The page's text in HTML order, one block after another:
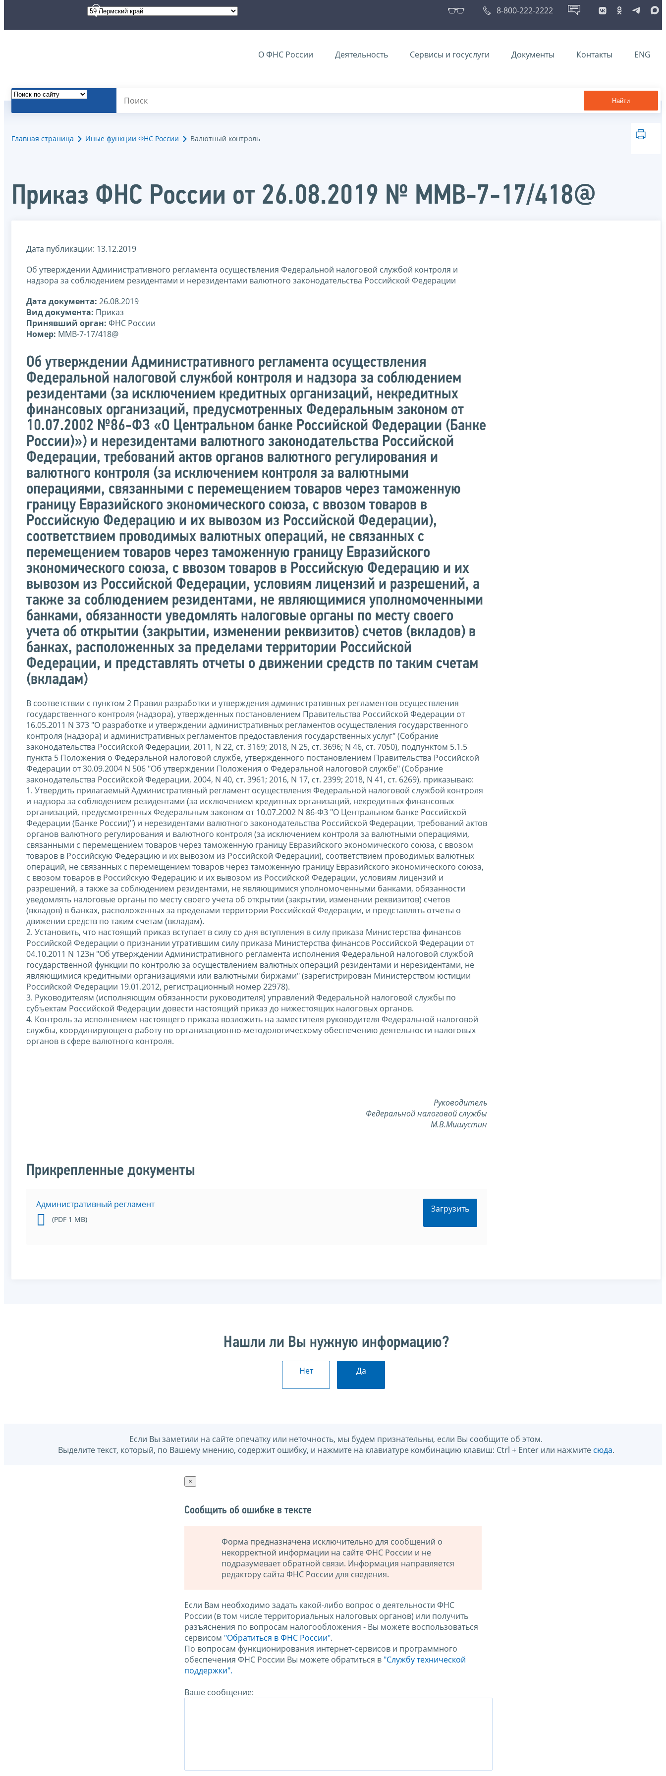
8-800-222-2222
О ФНС России Деятельность Сервисы и госуслуги Документы Контакты ENG
Найти
Главная страница Иные функции ФНС России Валютный контроль
Приказ ФНС России от 26.08.2019 № ММВ-7-17/418@
Дата публикации: 13.12.2019
Об утверждении Административного регламента осуществления Федеральной налоговой службой контроля и
надзора за соблюдением резидентами и нерезидентами валютного законодательства Российской Федерации
Дата документа: 26.08.2019
Вид документа: Приказ
Принявший орган: ФНС России
Номер: ММВ-7-17/418@
Об утверждении Административного регламента осуществления
Федеральной налоговой службой контроля и надзора за соблюдением
резидентами (за исключением кредитных организаций, некредитных
финансовых организаций, предусмотренных Федеральным законом от
10.07.2002 №86-ФЗ «О Центральном банке Российской Федерации (Банке
России)») и нерезидентами валютного законодательства Российской
Федерации, требований актов органов валютного регулирования и
валютного контроля (за исключением контроля за валютными
операциями, связанными с перемещением товаров через таможенную
границу Евразийского экономического союза, с ввозом товаров в
Российскую Федерацию и их вывозом из Российской Федерации),
соответствием проводимых валютных операций, не связанных с
перемещением товаров через таможенную границу Евразийского
экономического союза, с ввозом товаров в Российскую Федерацию и их
вывозом из Российской Федерации, условиям лицензий и разрешений, а
также за соблюдением резидентами, не являющимися уполномоченными
банками, обязанности уведомлять налоговые органы по месту своего
учета об открытии (закрытии, изменении реквизитов) счетов (вкладов) в
банках, расположенных за пределами территории Российской
Федерации, и представлять отчеты о движении средств по таким счетам
(вкладам)
В соответствии с пунктом 2 Правил разработки и утверждения административных регламентов осуществления
государственного контроля (надзора), утвержденных постановлением Правительства Российской Федерации от
16.05.2011 N 373 "О разработке и утверждении административных регламентов осуществления государственного
контроля (надзора) и административных регламентов предоставления государственных услуг" (Собрание
законодательства Российской Федерации, 2011, N 22, ст. 3169; 2018, N 25, ст. 3696; N 46, ст. 7050), подпунктом 5.1.5
пункта 5 Положения о Федеральной налоговой службе, утвержденного постановлением Правительства Российской
Федерации от 30.09.2004 N 506 "Об утверждении Положения о Федеральной налоговой службе" (Собрание
законодательства Российской Федерации, 2004, N 40, ст. 3961; 2016, N 17, ст. 2399; 2018, N 41, ст. 6269), приказываю:
1. Утвердить прилагаемый Административный регламент осуществления Федеральной налоговой службой контроля
и надзора за соблюдением резидентами (за исключением кредитных организаций, некредитных финансовых
организаций, предусмотренных Федеральным законом от 10.07.2002 N 86-ФЗ "О Центральном банке Российской
Федерации (Банке России)") и нерезидентами валютного законодательства Российской Федерации, требований актов
органов валютного регулирования и валютного контроля (за исключением контроля за валютными операциями,
связанными с перемещением товаров через таможенную границу Евразийского экономического союза, с ввозом
товаров в Российскую Федерацию и их вывозом из Российской Федерации), соответствием проводимых валютных
операций, не связанных с перемещением товаров через таможенную границу Евразийского экономического союза,
с ввозом товаров в Российскую Федерацию и их вывозом из Российской Федерации, условиям лицензий и
разрешений, а также за соблюдением резидентами, не являющимися уполномоченными банками, обязанности
уведомлять налоговые органы по месту своего учета об открытии (закрытии, изменении реквизитов) счетов
(вкладов) в банках, расположенных за пределами территории Российской Федерации, и представлять отчеты о
движении средств по таким счетам (вкладам).
2. Установить, что настоящий приказ вступает в силу со дня вступления в силу приказа Министерства финансов
Российской Федерации о признании утратившим силу приказа Министерства финансов Российской Федерации от
04.10.2011 N 123н "Об утверждении Административного регламента исполнения Федеральной налоговой службой
государственной функции по контролю за осуществлением валютных операций резидентами и нерезидентами, не
являющимися кредитными организациями или валютными биржами" (зарегистрирован Министерством юстиции
Российской Федерации 19.01.2012, регистрационный номер 22978).
3. Руководителям (исполняющим обязанности руководителя) управлений Федеральной налоговой службы по
субъектам Российской Федерации довести настоящий приказ до нижестоящих налоговых органов.
4. Контроль за исполнением настоящего приказа возложить на заместителя руководителя Федеральной налоговой
службы, координирующего работу по организационно-методологическому обеспечению деятельности налоговых
органов в сфере валютного контроля.
Руководитель
Федеральной налоговой службы
М.В.Мишустин
Прикрепленные документы
Административный регламент
(PDF 1 MB)
Загрузить
Нашли ли Вы нужную информацию?
Нет Да
Если Вы заметили на сайте опечатку или неточность, мы будем признательны, если Вы сообщите об этом.
Выделите текст, который, по Вашему мнению, содержит ошибку, и нажмите на клавиатуре комбинацию клавиш: Ctrl + Enter или нажмите сюда.
×
Сообщить об ошибке в тексте
Форма предназначена исключительно для сообщений о
некорректной информации на сайте ФНС России и не
подразумевает обратной связи. Информация направляется
редактору сайта ФНС России для сведения.
Если Вам необходимо задать какой-либо вопрос о деятельности ФНС
России (в том числе территориальных налоговых органов) или получить
разъяснения по вопросам налогообложения - Вы можете воспользоваться
сервисом "Обратиться в ФНС России".
По вопросам функционирования интернет-сервисов и программного
обеспечения ФНС России Вы можете обратиться в "Службу технической
поддержки".
Ваше сообщение: